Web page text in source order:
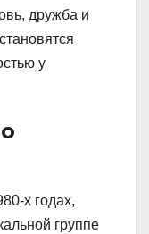
дружба и
у
х годах,
группе